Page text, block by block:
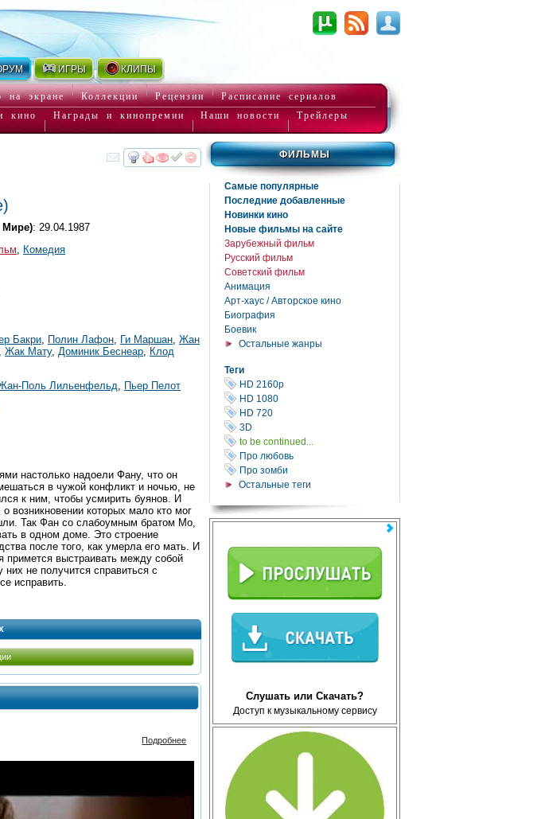
ИГРЫ КЛИПЫ
на экране Коллекции Рецензии
Расписание сериалов
кино
Награды и кинопремии Наши новости Трейлеры
ФИЛЬМЫ
Самые популярные
Последние добавленные
Новинки кино
Новые фильмы на сайте
Зарубежный фильм
Русский фильм
Советский фильм
Анимация
Арт-хаус / Авторское кино
Биография
Боевик
Остальные жанры
Теги
HD 2160р
HD 1080
HD 720
3D
to be continued...
Про любовь
Про зомби
Остальные теги
Слушать или Скачать?
Доступ к музыкальному сервису
смотретьинтересует
)
Мире): 29.04.1987
Комедия
Бакри Полин Лафон Ги Маршан Жан
Жак Мату, Доминик Беснеар
Клод
Поль Лильенфельд
Пьер Пелот
настолько надоели Фану, что он
в чужой конфликт и ночью, не
к ним, чтобы усмирить буянов. И
возникновении которых мало кто мог
Так Фан со слабоумным братом Мо,
в одном доме. Это строение
после того, как умерла его мать. И
примется выстраивать между собой
не получится справиться с
исправить.
Подробнее